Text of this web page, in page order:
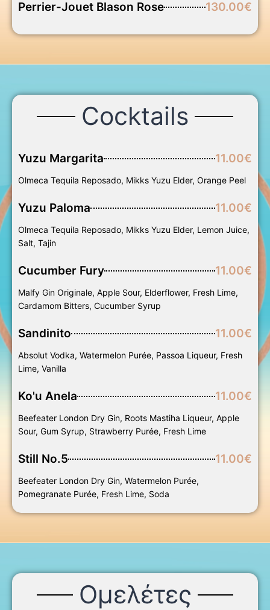
Perrier-Jouet Blason Rose 130.00€
Cocktails
Yuzu Margarita 11.00€
Olmeca Tequila Reposado, Mikks Yuzu Elder, Orange Peel
Yuzu Paloma 11.00€
Olmeca Tequila Reposado, Mikks Yuzu Elder, Lemon Juice,
Salt, Tajin
Cucumber Fury 11.00€
Malfy Gin Originale, Apple Sour, Elderflower, Fresh Lime,
Cardamom Bitters, Cucumber Syrup
Sandinito 11.00€
Absolut Vodka, Watermelon Purée, Passoa Liqueur, Fresh
Lime, Vanilla
Ko'u Anela 11.00€
Beefeater London Dry Gin, Roots Mastiha Liqueur, Apple
Sour, Gum Syrup, Strawberry Purée, Fresh Lime
Still No.5 11.00€
Beefeater London Dry Gin, Watermelon Purée,
Pomegranate Purée, Fresh Lime, Soda
Ομελέτες